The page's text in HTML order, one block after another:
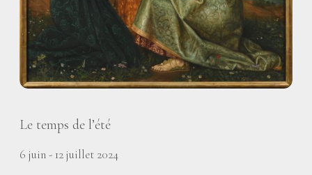
Le temps de l’été
6 juin - 12 juillet 2024